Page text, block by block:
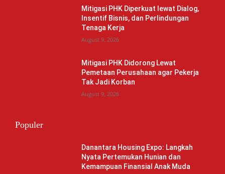
Mitigasi PHK Diperkuat lewat Dialog,
Insentif Bisnis, dan Perlindungan
Tenaga Kerja
August 9, 2026
Mitigasi PHK Didorong Lewat
Pemetaan Perusahaan agar Pekerja
Tak Jadi Korban
August 9, 2026
Populer
Danantara Housing Expo: Langkah
Nyata Pertemukan Hunian dan
Kemampuan Finansial Anak Muda